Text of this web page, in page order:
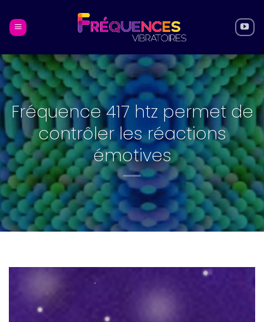
content
Fréquence 417 htz permet de
contrôler les réactions
émotives